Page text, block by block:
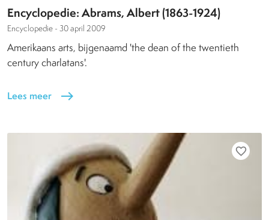
Encyclopedie: Abrams, Albert (1863-1924)
Encyclopedie - 30 april 2009
Amerikaans arts, bijgenaamd 'the dean of the twentieth
century charlatans'.
Lees meer east
favorite_border